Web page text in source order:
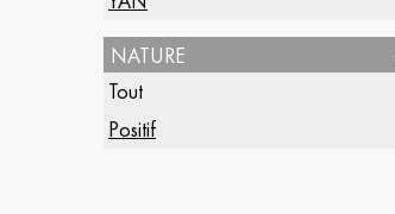
nature
Tout
Positif